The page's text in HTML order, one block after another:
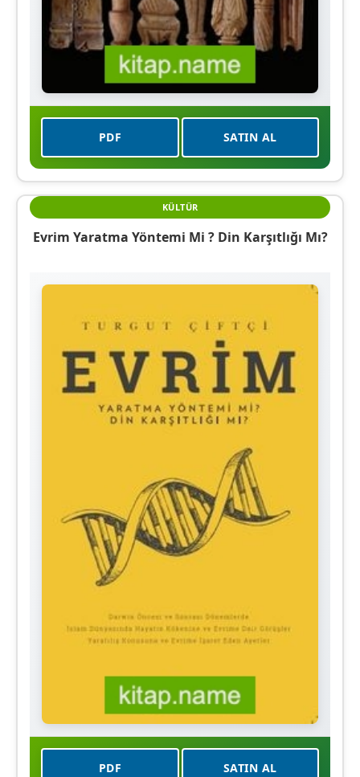
PDF SATIN AL
KÜLTÜR
Evrim Yaratma Yöntemi Mi ? Din Karşıtlığı Mı?
PDF SATIN AL